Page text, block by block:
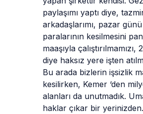
paylaşımı yaptı diye,
arkadaşlarımı, pazar
paralarının kesilmesini
maaşıyla
diye haksız yere işten
Bu arada bizlerin işsizlik
kesilirken, Kemer ‘den
alanları da unutmadık.
haklar çıkar bir